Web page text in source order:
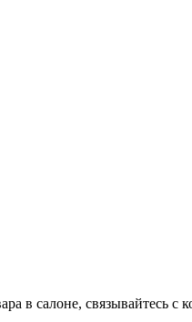
в салоне, связывайтесь с